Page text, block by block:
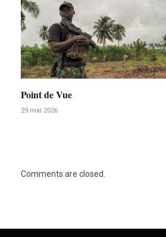
Point de Vue
29 mai 2026
Comments are closed.